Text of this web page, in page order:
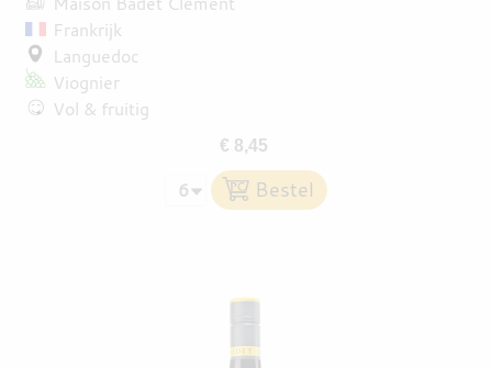
Frankrijk
Languedoc
Viognier
Vol & fruitig
€ 8,45